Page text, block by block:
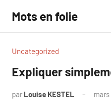
contenu
Mots en folie
Uncategorized
Expliquer
par Louise KESTEL mars